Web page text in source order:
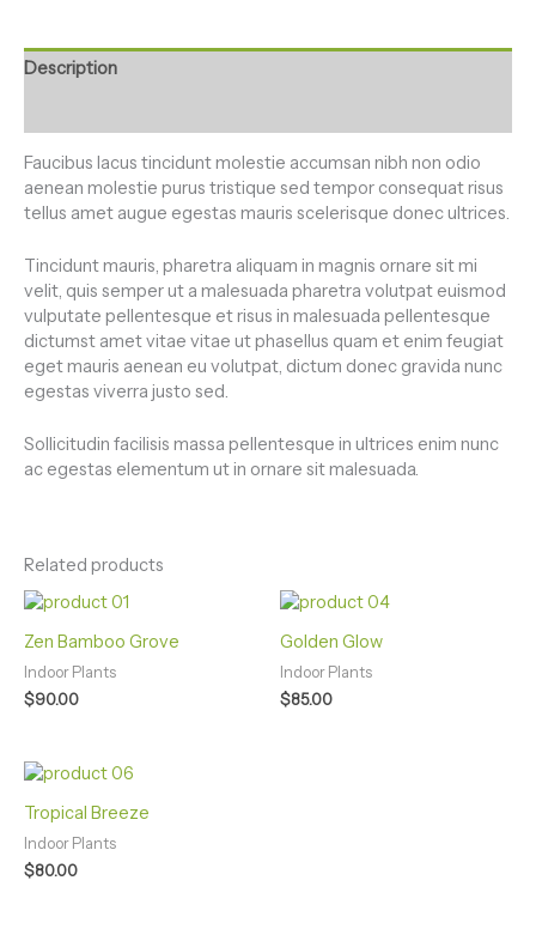
Description
Faucibus lacus tincidunt molestie accumsan nibh non odio
aenean molestie purus tristique sed tempor consequat risus
tellus amet augue egestas mauris scelerisque donec ultrices.
Tincidunt mauris, pharetra aliquam in magnis ornare sit mi
velit, quis semper ut a malesuada pharetra volutpat euismod
vulputate pellentesque et risus in malesuada pellentesque
dictumst amet vitae vitae ut phasellus quam et enim feugiat
eget mauris aenean eu volutpat, dictum donec gravida nunc
egestas viverra justo sed.
Sollicitudin facilisis massa pellentesque in ultrices enim nunc
ac egestas elementum ut in ornare sit malesuada.
Related products
Zen Bamboo Grove
Indoor Plants
$90.00
Golden Glow
Indoor Plants
$85.00
Tropical Breeze
Indoor Plants
$80.00